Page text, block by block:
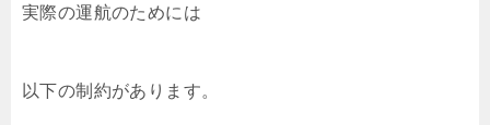
実際の運航のためには
以下の制約があります。